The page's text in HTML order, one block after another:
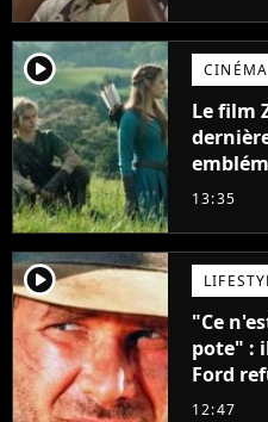
player2 CINÉMA
Le film
13:35
player2
"Ce
pote" :
Ford
grands
12:47